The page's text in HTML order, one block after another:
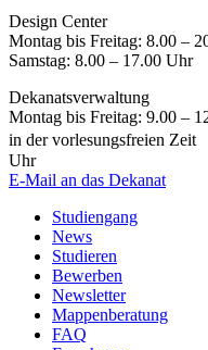
Design Center
Montag bis Freitag: 8.00 –
Samstag: 8.00 – 17.00 Uhr
Dekanatsverwaltung
Montag bis Freitag: 9.00 –
in der vorlesungsfreien Zeit
Uhr
E-Mail an das Dekanat
Studiengang
News
Studieren
Bewerben
Newsletter
Mappenberatung
FAQ